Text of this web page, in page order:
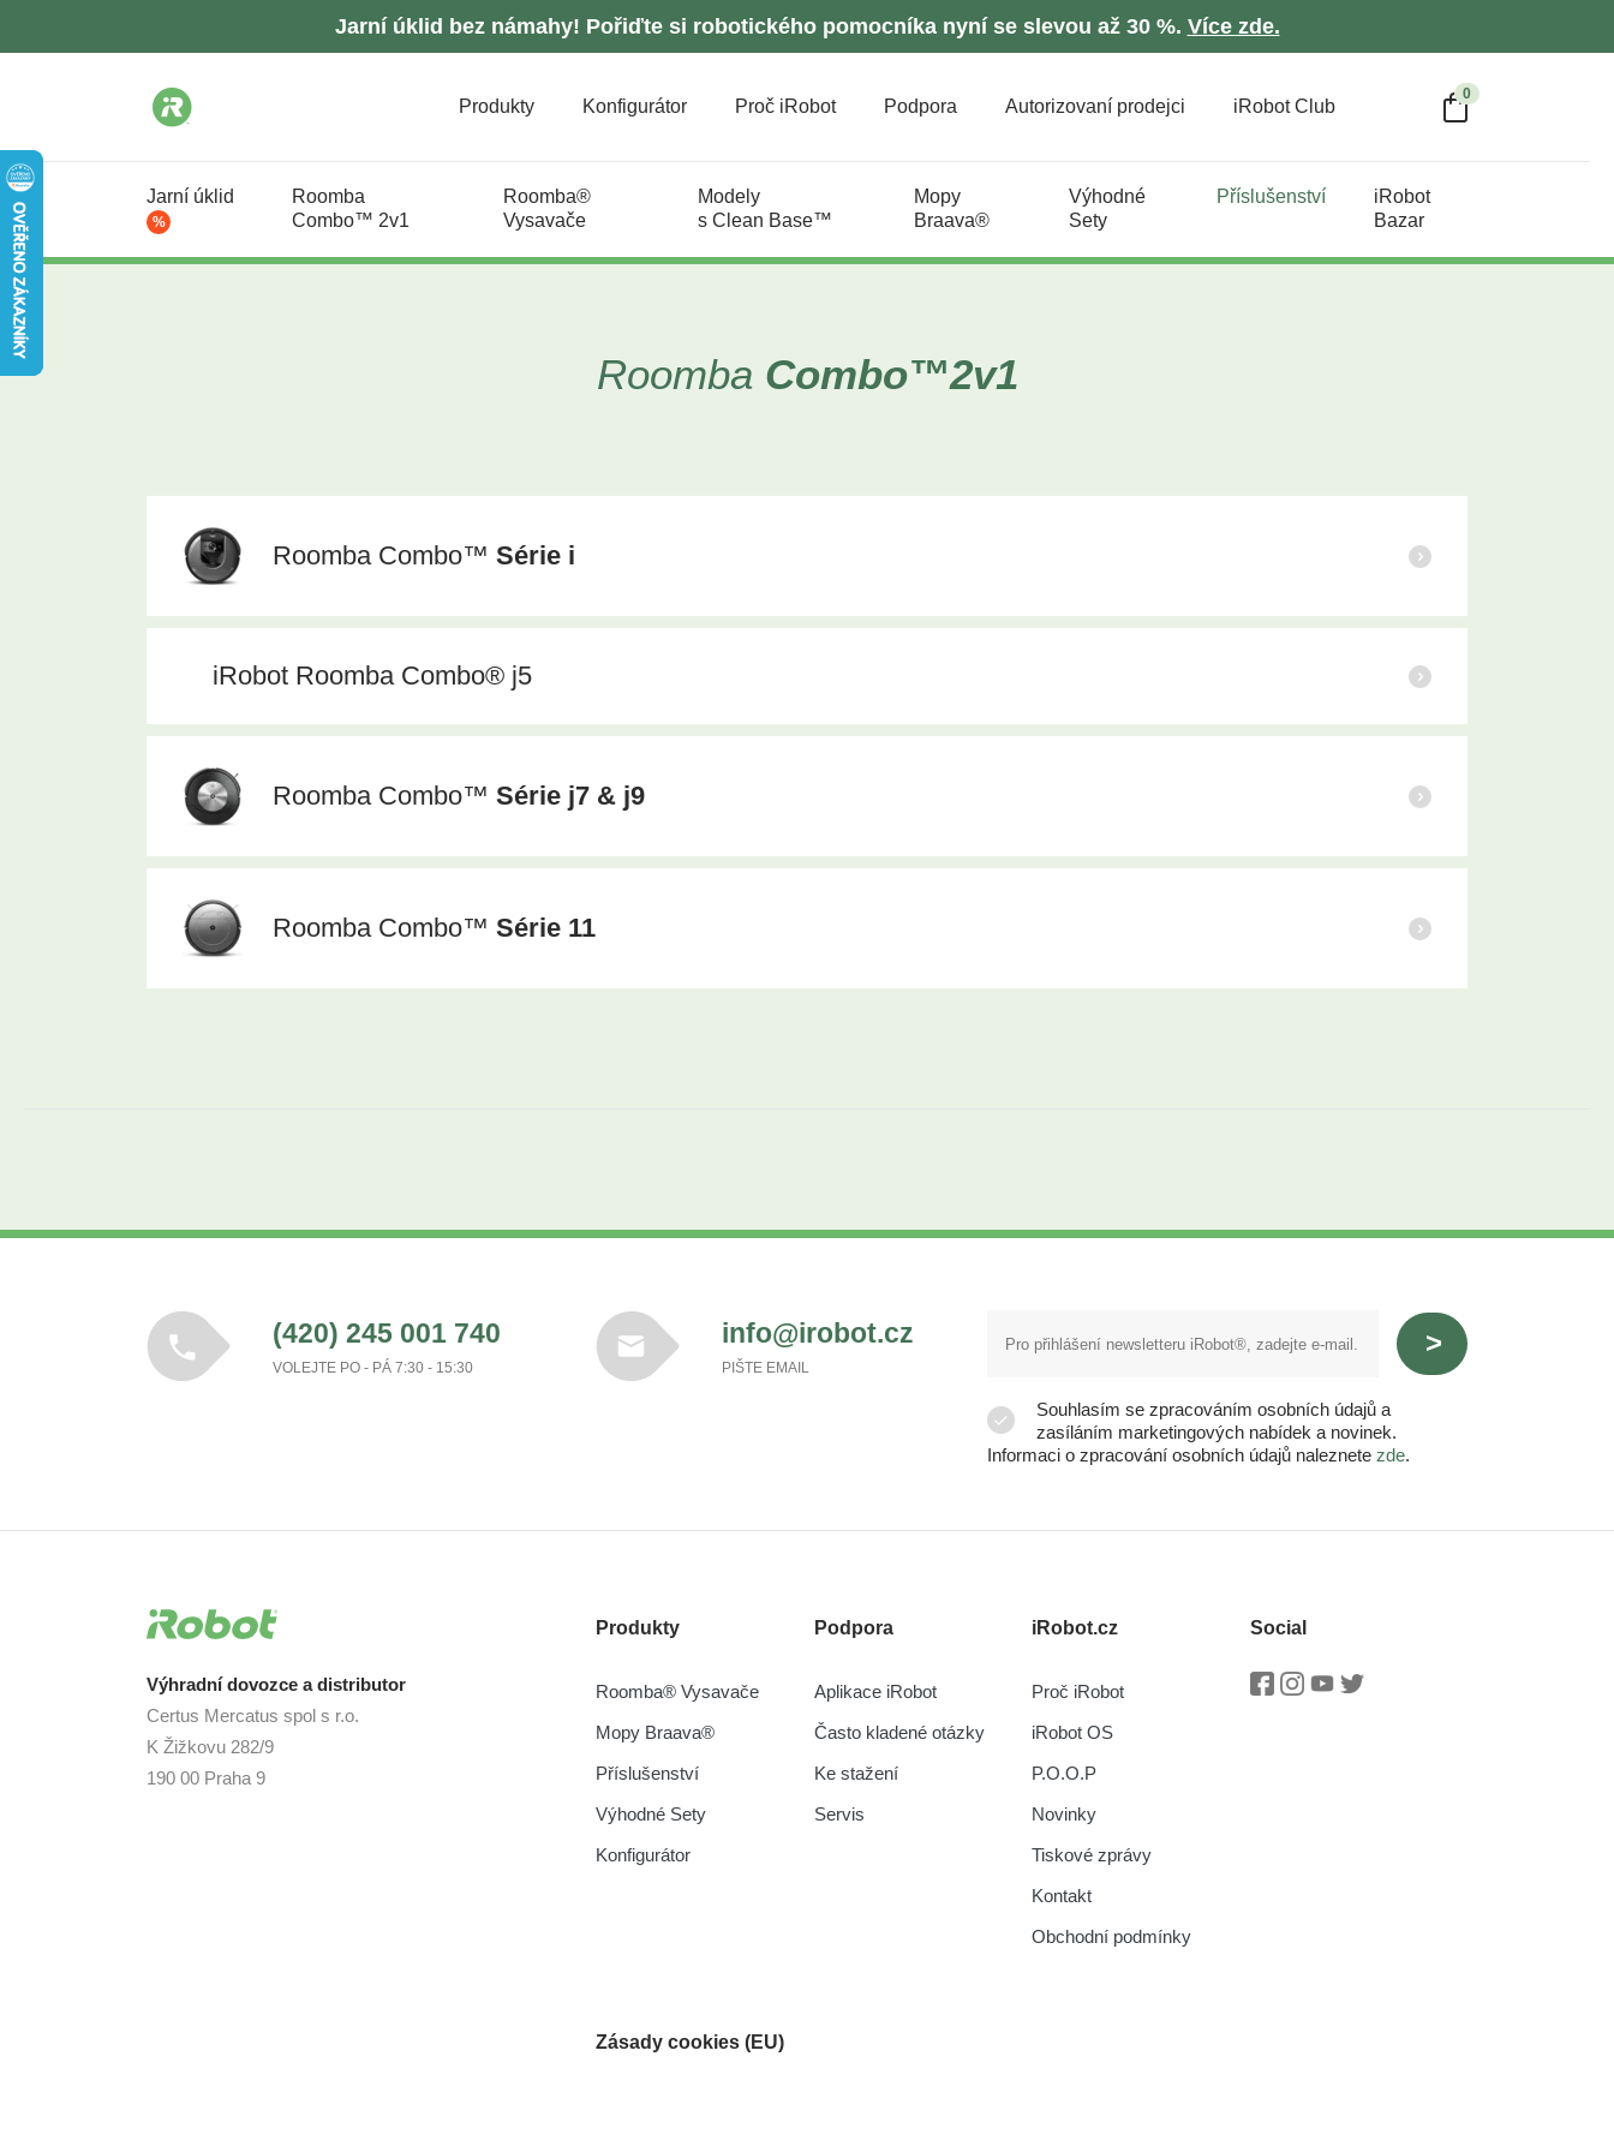
Jarní úklid bez námahy! Pořiďte si robotického pomocníka nyní se slevou až 30 %. Více zde.
Produkty Konfigurátor Proč iRobot Podpora Autorizovaní prodejci iRobot Club
0
Jarní úklid
%
Roomba
Combo™ 2v1
Roomba®
Vysavače
Modely
s Clean Base™
Mopy
Braava®
Výhodné
Sety
Příslušenství
iRobot
Bazar
Roomba Combo™2v1
Roomba Combo™ Série i
iRobot Roomba Combo® j5
Roomba Combo™ Série j7 & j9
Roomba Combo™ Série 11
(420) 245 001 740
VOLEJTE PO - PÁ 7:30 - 15:30
info@irobot.cz
PIŠTE EMAIL
Souhlasím se zpracováním osobních údajů a
zasíláním marketingových nabídek a novinek.
Informaci o zpracování osobních údajů naleznete zde.
Výhradní dovozce a distributor
Certus Mercatus spol s r.o.
K Žižkovu 282/9
190 00 Praha 9
Produkty
Roomba® Vysavače
Mopy Braava®
Příslušenství
Výhodné Sety
Konfigurátor
Podpora
Aplikace iRobot
Často kladené otázky
Ke stažení
Servis
iRobot.cz
Proč iRobot
iRobot OS
P.O.O.P
Novinky
Tiskové zprávy
Kontakt
Obchodní podmínky
Social
Facebook
Instagram
Youtube
Zásady cookies (EU)